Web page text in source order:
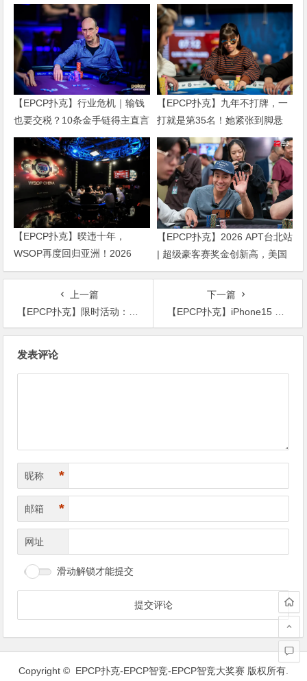
【EPCP扑克】行业危机｜输钱
也要交税？10条金手链得主直言
“扛不住”，主动砍掉四分之三比
赛
【EPCP扑克】九年不打牌，一
打就是第35名！她紧张到脚悬
空，但全世界以为她很淡定
【EPCP扑克】暌违十年，
WSOP再度回归亚洲！2026
APL济州站6月19-28日盛大登
【EPCP扑克】2026 APT台北站
| 超级豪客赛奖金创新高，美国
选手Ethan “Rampage” Yau领跑
上一篇
【EPCP扑克】限时活动：喜迎中秋 钜惠国庆 德扑现金桌 iPhone 15 Pro Max 无限量赠送!
下一篇
【EPCP扑克】iPhone15 Pro Max”无限量赠送”！最实用v.s最荣耀～盘点那些特别的冠军奖励
发表评论
昵称 *
邮箱 *
网址
滑动解锁才能提交
Copyright © EPCP扑克-EPCP智竞-EPCP智竞大奖赛 版权所有.